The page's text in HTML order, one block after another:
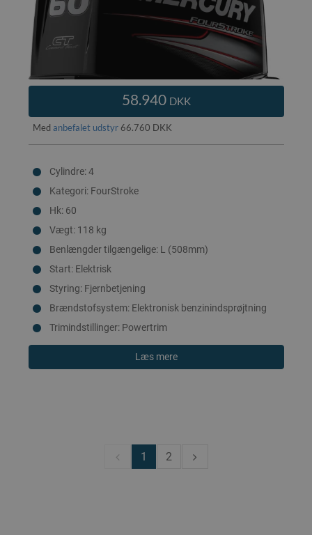
58.940 DKK
Med anbefalet udstyr66.760 DKK
Cylindre: 4
Kategori: FourStroke
Hk: 60
Vægt: 118 kg
Benlængder tilgængelige: L (508mm)
Start: Elektrisk
Styring: Fjernbetjening
Brændstofsystem: Elektronisk benzinindsprøjtning
Trimindstillinger: Powertrim
Læs mere
1 2